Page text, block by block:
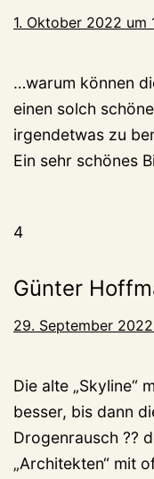
1. Oktober 2022 um
…warum können
einen solch
irgendetwas zu
Ein sehr schönes
4
Günter
29. September
Die alte „Skyline“
besser, bis dann
Drogenrausch ??
„Architekten“ mit